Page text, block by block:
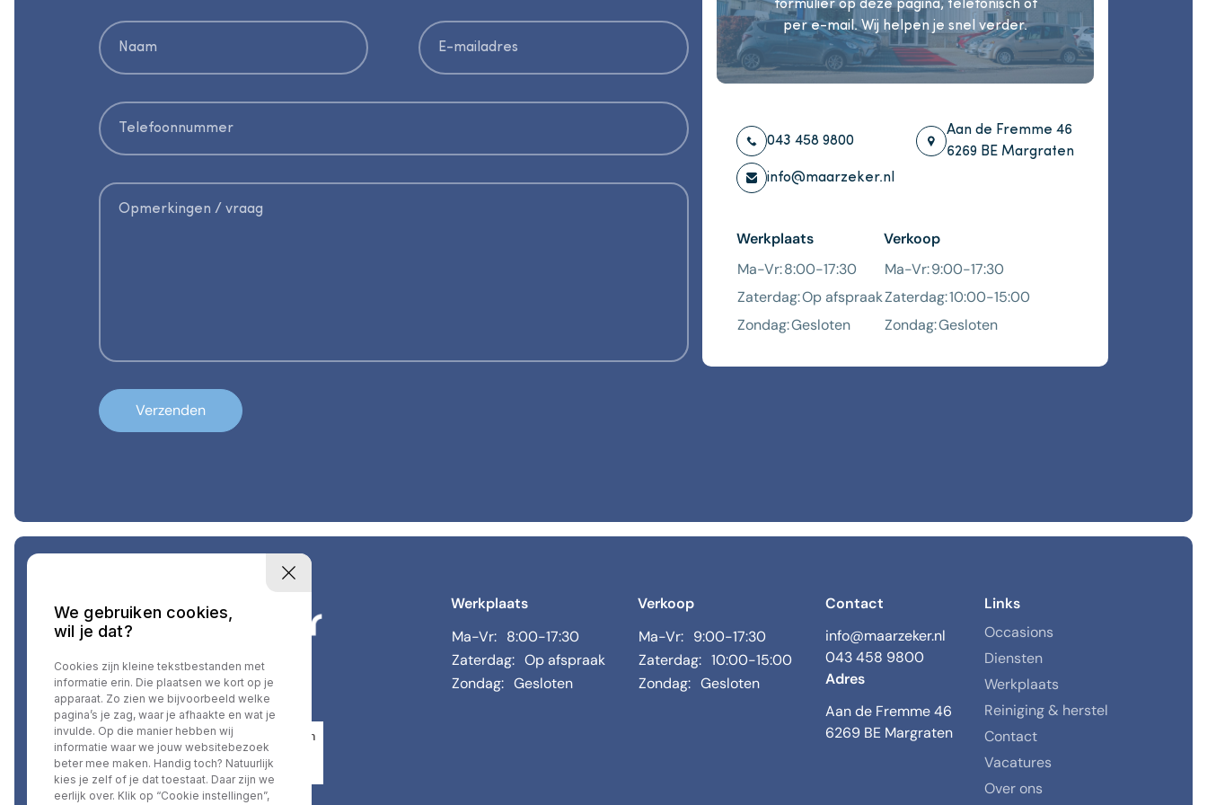
Verzenden
formulier op deze pagina, telefonisch of
per e-mail. Wij helpen je snel verder.
043 458 9800
Aan de Fremme 46
6269 BE Margraten
info@maarzeker.nl
Werkplaats
Ma-Vr:8:00-17:30
Zaterdag:Op afspraak
Zondag:Gesloten
Verkoop
Ma-Vr:9:00-17:30
Zaterdag:10:00-15:00
Zondag:Gesloten
Werkplaats
Ma-Vr: 8:00-17:30
Zaterdag: Op afspraak
Zondag: Gesloten
Verkoop
Ma-Vr: 9:00-17:30
Zaterdag: 10:00-15:00
Zondag: Gesloten
Contact
info@maarzeker.nl
043 458 9800
Adres
Aan de Fremme 46
6269 BE Margraten
Links
Occasions
Diensten
Werkplaats
Reiniging & herstel
Contact
Vacatures
Over ons
We gebruiken cookies,
wil je dat?
Cookies zijn kleine tekstbestanden met
informatie erin. Die plaatsen we kort op je
apparaat. Zo zien we bijvoorbeeld welke
pagina’s je zag, waar je afhaakte en wat je
invulde. Op die manier hebben wij
informatie waar we jouw websitebezoek
beter mee maken. Handig toch? Natuurlijk
kies je zelf of je dat toestaat. Daar zijn we
eerlijk over. Klik op “Cookie instellingen”,